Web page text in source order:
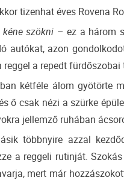
tizenhat éves Rovena
szökni – ez a három
autókat, azon
reggel a repedt
kétféle álom gyötörte
ő csak nézi a szürke
jellemző ruhában
többnyire azzal
a reggeli rutinját.
mert már